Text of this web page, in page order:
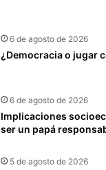
6 de agosto de 2026
¿Democracia o jugar
6 de agosto de 2026
Implicaciones
ser un papá
5 de agosto de 2026